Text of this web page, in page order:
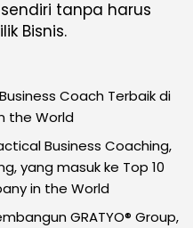
tanpa harus
Bisnis.
Coach Terbaik di
the World
Business Coaching,
yang masuk ke Top 10
in the World
GRATYO® Group,